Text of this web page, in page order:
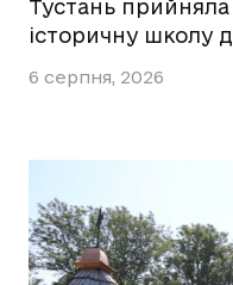
Тустань
історичну школу
6 серпня, 2026